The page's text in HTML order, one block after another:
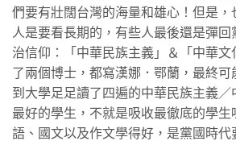
們要有壯闊台灣的海量和雄心！但是，
人是要看長期的，有些人最後還是彈
治信仰：「中華民族主義」＆「中華文
了兩個博士，都寫漢娜．鄂蘭，最終
到大學足足讀了四遍的中華民族主義／
最好的學生，不就是吸收最徹底的學生
語、國文以及作文學得好，是黨國時代